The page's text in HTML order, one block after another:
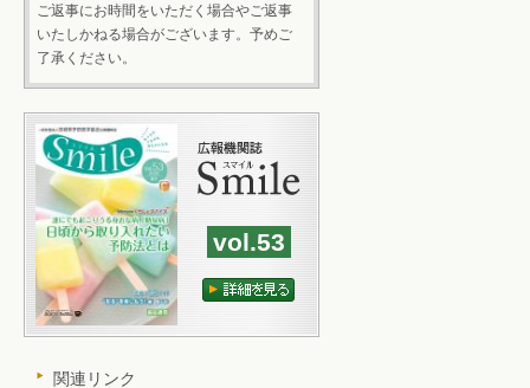
ご返事にお時間をいただく場合やご返事
いたしかねる場合がございます。予めご
了承ください。
vol.53
関連リンク